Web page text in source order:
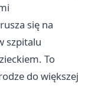
się na
szpitalu
To
do większej